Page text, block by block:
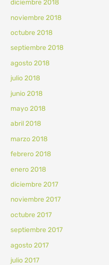
diciembre 2018
noviembre 2018
octubre 2018
septiembre 2018
agosto 2018
julio 2018
junio 2018
mayo 2018
abril 2018
marzo 2018
febrero 2018
enero 2018
diciembre 2017
noviembre 2017
octubre 2017
septiembre 2017
agosto 2017
julio 2017